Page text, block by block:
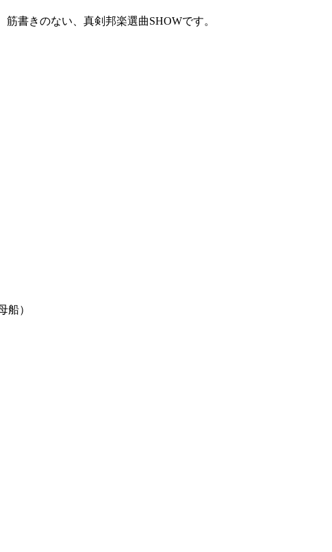
書きのない、真剣邦楽選曲SHOWです。
船）